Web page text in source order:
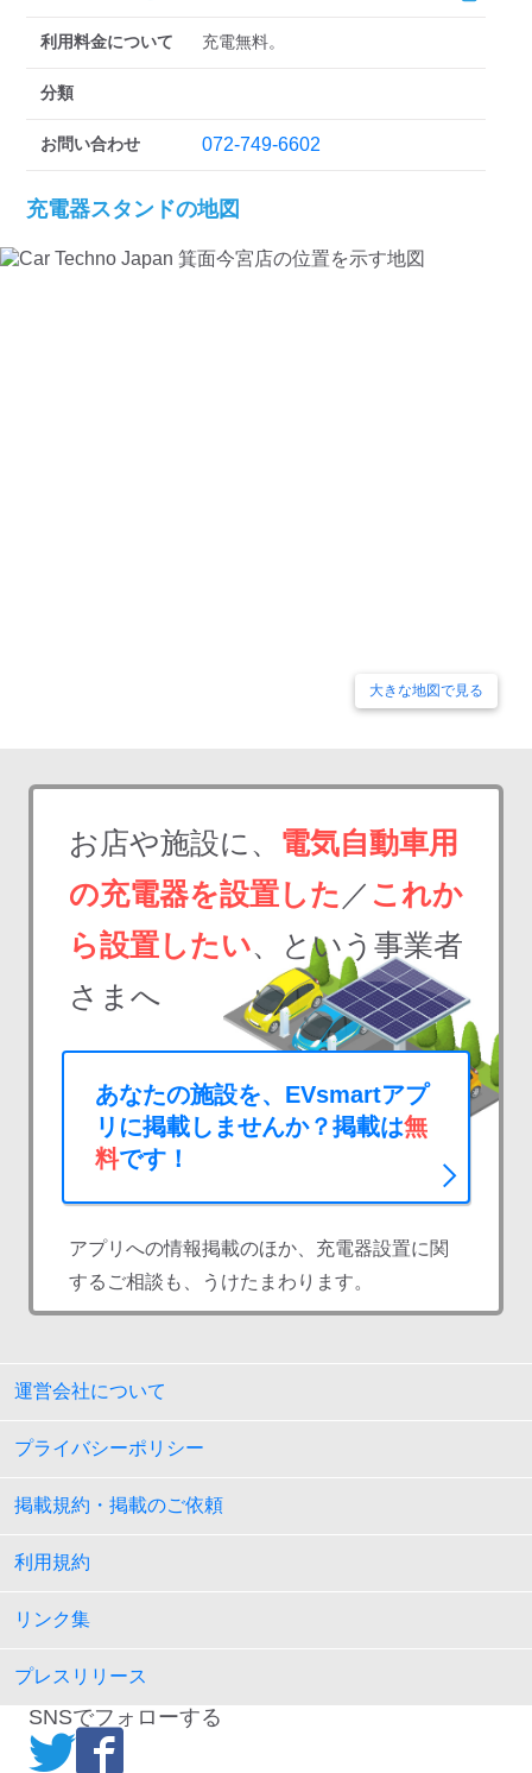
利用料金について 充電無料。
分類
お問い合わせ 072-749-6602
充電器スタンドの地図
大きな地図で見る
お店や施設に、 電気自動車用
の充電器を設置した ／ これか
ら設置したい、という事業者
さまへ
あなたの施設を、EVsmartアプ
リに掲載しませんか？掲載は無
料です！
アプリへの情報掲載のほか、充電器設置に関
するご相談も、うけたまわります。
運営会社について
プライバシーポリシー
掲載規約・掲載のご依頼
利用規約
リンク集
プレスリリース
SNSでフォローする